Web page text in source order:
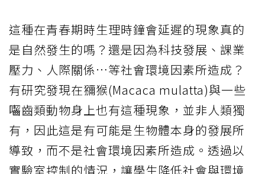
這種在青春期時生理時鐘會延遲的現象真的
是自然發生的嗎？還是因為科技發展、課業
壓力、人際關係…等社會環境因素所造成？
有研究發現在獼猴(Macaca mulatta)與一些
囓齒類動物身上也有這種現象，並非人類獨
有，因此這是有可能是生物體本身的發展所
導致，而不是社會環境因素所造成。透過以
實驗室控制的情況，讓學生降低社會與環境